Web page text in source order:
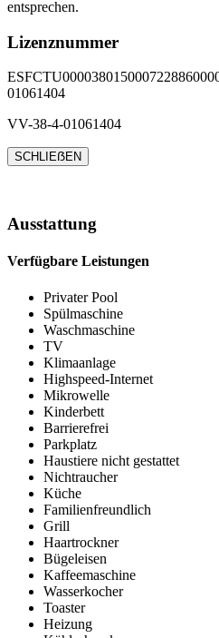
entsprechen.
Lizenznummer
01061404
VV-38-4-01061404
SCHLIEẞEN
Ausstattung
Verfügbare Leistungen
Privater Pool
Spülmaschine
Waschmaschine
TV
Klimaanlage
Highspeed-Internet
Mikrowelle
Kinderbett
Barrierefrei
Parkplatz
Haustiere nicht gestattet
Nichtraucher
Küche
Familienfreundlich
Grill
Haartrockner
Bügeleisen
Kaffeemaschine
Wasserkocher
Toaster
Heizung